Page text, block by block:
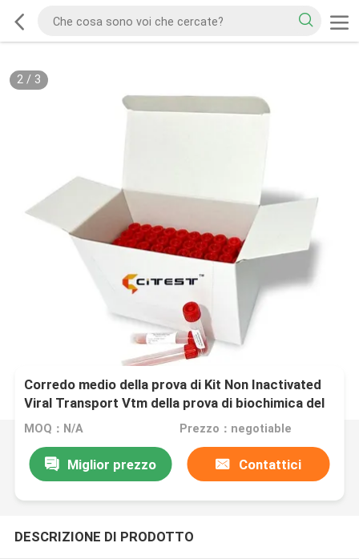
2/ 3
Corredo medio della prova di Kit Non Inactivated
Viral Transport Vtm della prova di biochimica del
laboratorio
MOQ：N/A Prezzo：negotiable
Miglior prezzo Contattici
DESCRIZIONE DI PRODOTTO